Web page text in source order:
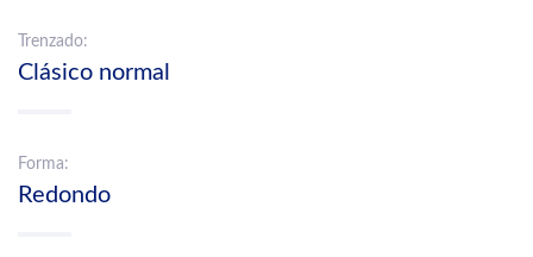
Trenzado:
Clásico normal
Forma:
Redondo